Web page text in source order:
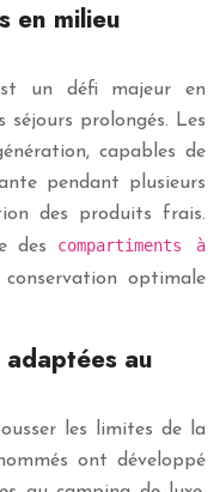
en milieu
un défi majeur en
prolongés. Les
capables de
pendant plusieurs
des produits frais.
des compartiments à
optimale
au
les limites de la
ont développé